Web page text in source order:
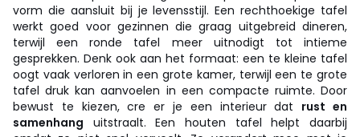
vorm die aansluit bij je levensstijl. Een rechthoekige tafel
werkt goed voor gezinnen die graag uitgebreid dineren,
terwijl een ronde tafel meer uitnodigt tot intieme
gesprekken. Denk ook aan het formaat: een te kleine tafel
oogt vaak verloren in een grote kamer, terwijl een te grote
tafel druk kan aanvoelen in een compacte ruimte. Door
bewust te kiezen, cre er je een interieur dat rust en
samenhang uitstraalt. Een houten tafel helpt daarbij